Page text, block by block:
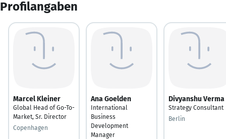
Profilangaben
Marcel Kleiner
Global Head of Go-To-
Market, Sr. Director
Copenhagen
Ana Goelden
International
Business
Development
Manager
Divyanshu Verma
Strategy Consultant
Berlin